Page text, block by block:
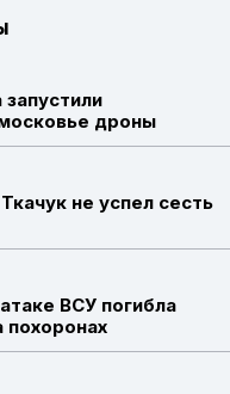
дроны
не успел сесть
ВСУ погибла
похоронах